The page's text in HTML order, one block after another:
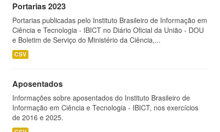
Portarias 2023
Portarias publicadas pelo Instituto Brasileiro de Informação em
Ciência e Tecnologia - IBICT no Diário Oficial da União - DOU
e Boletim de Serviço do Ministério da Ciência,...
CSV
Aposentados
Informações sobre aposentados do Instituto Brasileiro de
Informação em Ciência e Tecnologia - IBICT, nos exercícios
de 2016 e 2025.